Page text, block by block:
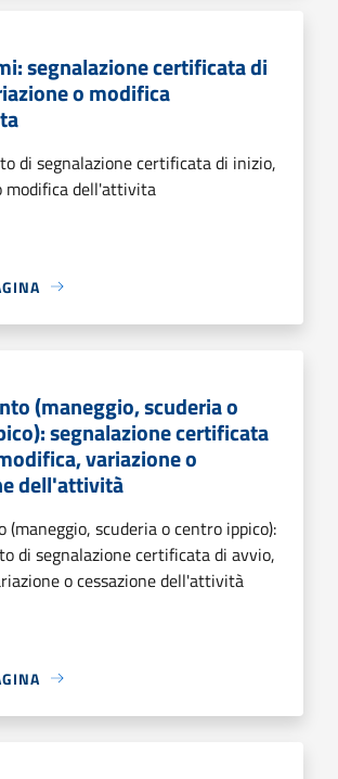
segnalazione certificata di
o modifica
di segnalazione certificata di inizio,
modifica dell'attivita
(maneggio, scuderia o
segnalazione certificata
variazione o
dell'attività
(maneggio, scuderia o centro ippico):
di segnalazione certificata di avvio,
o cessazione dell'attività